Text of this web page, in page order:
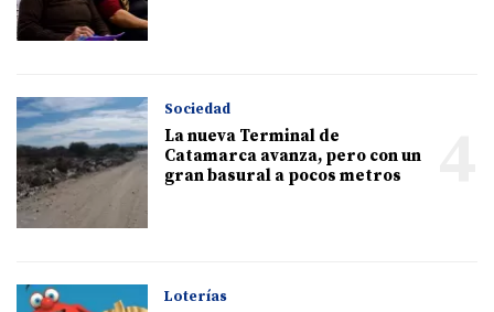
Sociedad
La nueva Terminal de
Catamarca avanza, pero con un
gran basural a pocos metros
Loterías